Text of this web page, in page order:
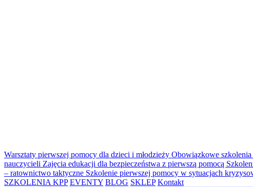
Warsztaty pierwszej pomocy dla dzieci i młodzieży Obowiązkowe
nauczycieli Zajęcia edukacji dla bezpieczeństwa z pierwszą pomocą
– ratownictwo taktyczne Szkolenie pierwszej pomocy w sytuacjach
SZKOLENIA KPP EVENTY BLOG SKLEP Kontakt